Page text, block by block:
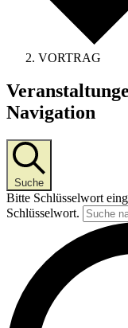
VORTRAG
Navigation
Suche
Bitte Schlüsselwort
Schlüsselwort.